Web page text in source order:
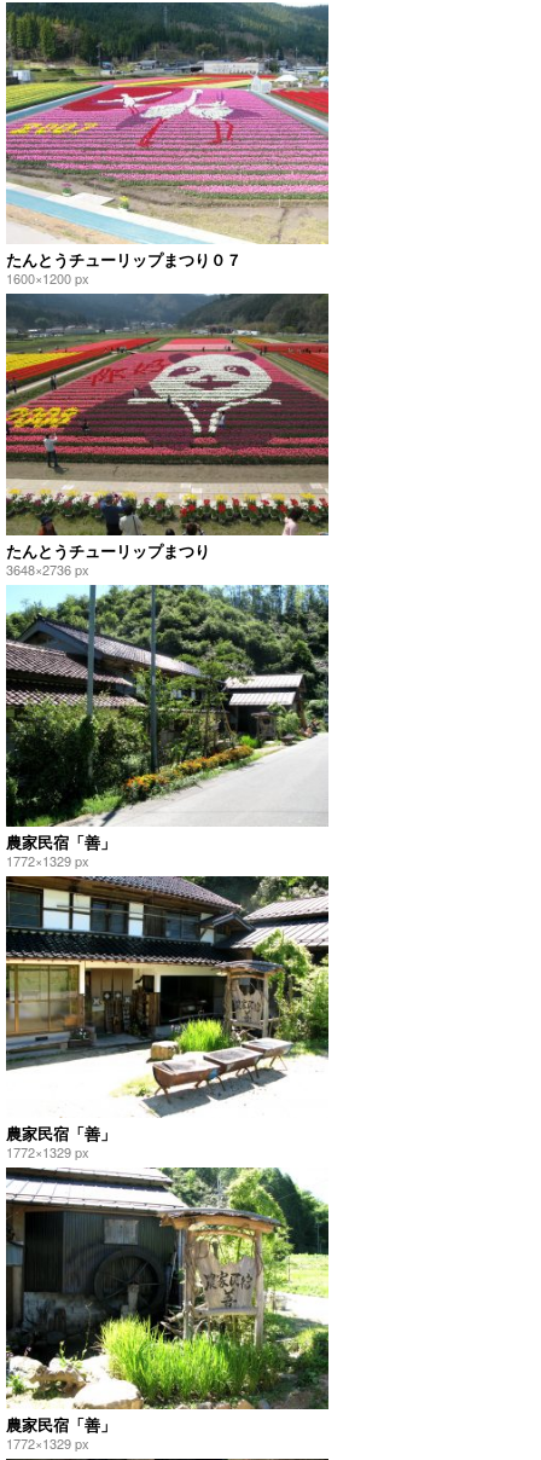
たんとうチューリップまつり０７
1600×1200 px
たんとうチューリップまつり
3648×2736 px
農家民宿「善」
1772×1329 px
農家民宿「善」
1772×1329 px
農家民宿「善」
1772×1329 px